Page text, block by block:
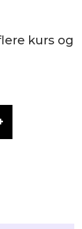
kurs og